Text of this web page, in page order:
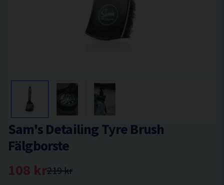
Sam's Detailing Tyre Brush
Fälgborste
219 kr
108 kr